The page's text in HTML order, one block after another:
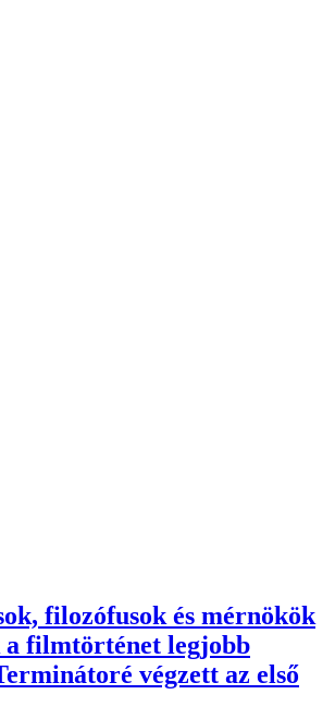
filozófusok és mérnökök
filmtörténet legjobb
végzett az első